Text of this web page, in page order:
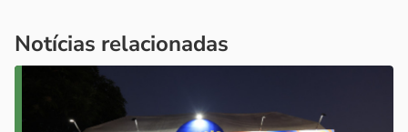
Notícias relacionadas